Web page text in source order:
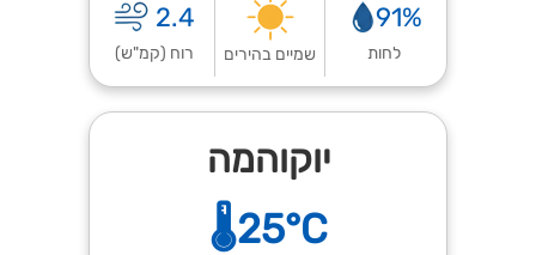
91%
לחות שמיים בהירים
2.4
רוח (קמ"ש)
יוקוהמה
🌡️25°C